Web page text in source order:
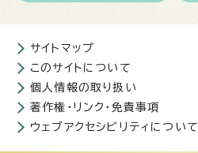
サイトマップ
このサイトについて
個人情報の取り扱い
著作権・リンク・免責事項
ウェブアクセシビリティについて